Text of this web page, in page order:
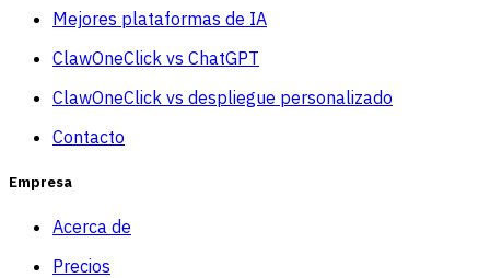
Mejores plataformas de IA
ClawOneClick vs ChatGPT
ClawOneClick vs despliegue personalizado
Contacto
Empresa
Acerca de
Precios